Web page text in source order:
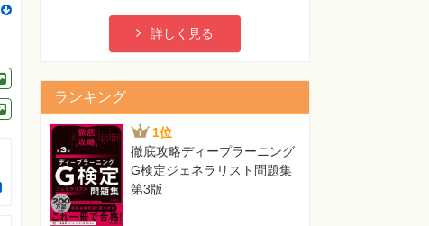
詳しく見る
ランキング
1位
徹底攻略ディープラーニング
G検定ジェネラリスト問題集
第3版